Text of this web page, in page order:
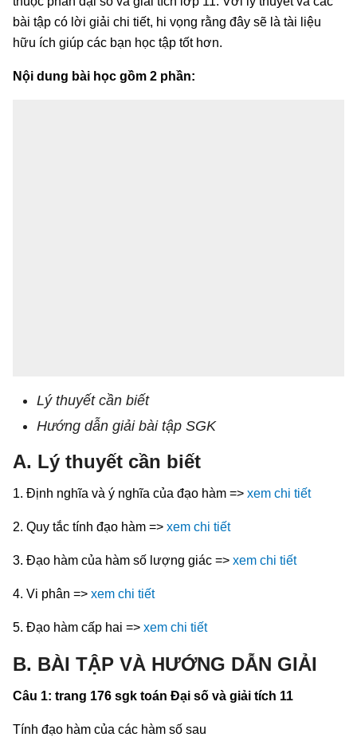
bài tập có lời giải chi tiết, hi vọng rằng đây sẽ là tài liệu
hữu ích giúp các bạn học tập tốt hơn.
Nội dung bài học gồm 2 phần:
Lý thuyết cần biết
Hướng dẫn giải bài tập SGK
A. Lý thuyết cần biết
1. Định nghĩa và ý nghĩa của đạo hàm => xem chi tiết
2. Quy tắc tính đạo hàm => xem chi tiết
3. Đạo hàm của hàm số lượng giác => xem chi tiết
4. Vi phân => xem chi tiết
5. Đạo hàm cấp hai => xem chi tiết
B. BÀI TẬP VÀ HƯỚNG DẪN GIẢI
Câu 1: trang 176 sgk toán Đại số và giải tích 11
Tính đạo hàm của các hàm số sau